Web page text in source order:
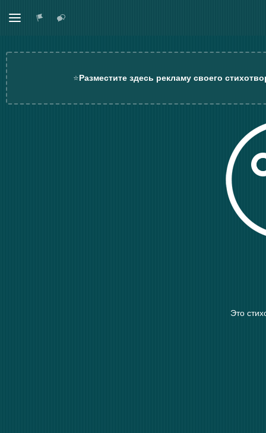
⭐Разместите здесь рекламу своего
Это